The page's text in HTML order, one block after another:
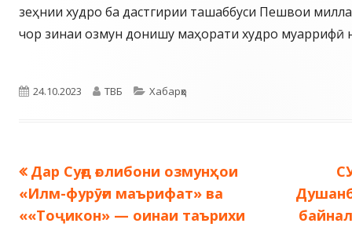
зеҳнии худро ба дастгирии ташаббуси Пешвои
чор зинаи озмун донишу маҳорати худро муаррифӣ
Опубликовано
24.10.2023 Автор
ТВБ Рубрики
Хабарҳо
Навигация
по
Предыдущая
запись:
Дар Суғд ғолибони озмунҳои
«Илм-фурӯғи маърифат» ва
««Тоҷикон» — оинаи таърихи